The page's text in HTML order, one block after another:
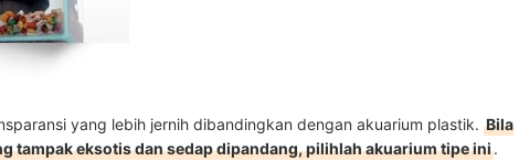
yang lebih jernih dibandingkan dengan akuarium plastik. Bila
tampak eksotis dan sedap dipandang, pilihlah akuarium tipe ini.